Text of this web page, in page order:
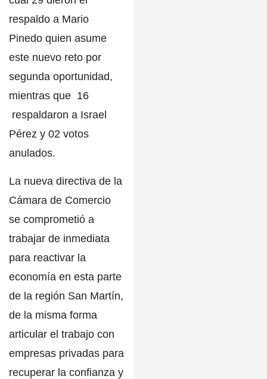
respaldo a Mario
Pinedo quien asume
este nuevo reto por
segunda oportunidad,
mientras que 16
respaldaron a Israel
Pérez y 02 votos
anulados.
La nueva directiva de la
Cámara de Comercio
se comprometió a
trabajar de inmediata
para reactivar la
economía en esta parte
de la región San Martín,
de la misma forma
articular el trabajo con
empresas privadas para
recuperar la confianza y